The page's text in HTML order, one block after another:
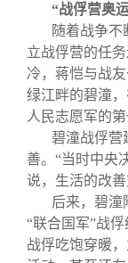
“战俘营奥
随着战争
立战俘营的任
冷，蒋恺与战
绿江畔的碧潼
人民志愿军的第
碧潼战俘营
善。“当时中央
说，生活的改
后来，碧潼
“联合国军”战
战俘吃饱穿暖